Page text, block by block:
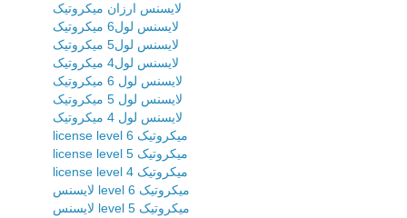
لایسنس ارزان میکروتیک
لایسنس لول6 میکروتیک
لایسنس لول5 میکروتیک
لایسنس لول4 میکروتیک
لایسنس لول 6 میکروتیک
لایسنس لول 5 میکروتیک
لایسنس لول 4 میکروتیک
license level 6 میکروتیک
license level 5 میکروتیک
license level 4 میکروتیک
لایسنس level 6 میکروتیک
لایسنس level 5 میکروتیک